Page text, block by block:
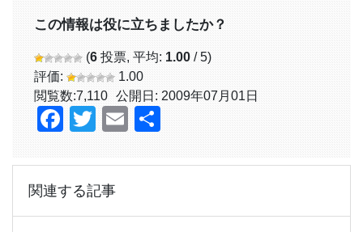
この情報は役に立ちましたか？
(6 投票, 平均: 1.00 / 5)
評価:
1.00
閲覧数:7,110 公開日: 2009年07月01日
Facebook
TwitterEmail
関連する記事